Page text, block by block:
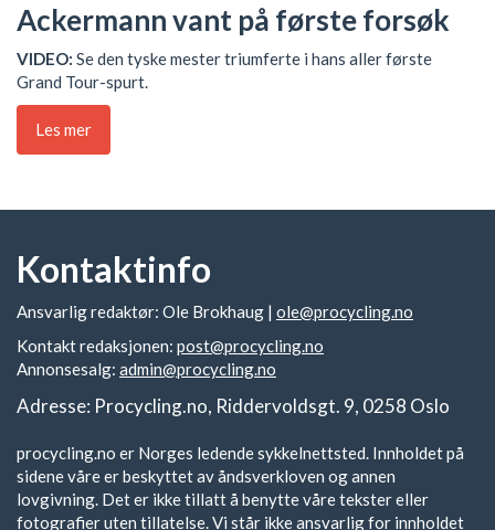
Ackermann vant på første forsøk
VIDEO: Se den tyske mester triumferte i hans aller første
Grand Tour-spurt.
Les mer
Kontaktinfo
Ansvarlig redaktør: Ole Brokhaug | ole@procycling.no
Kontakt redaksjonen: post@procycling.no
Annonsesalg: admin@procycling.no
Adresse: Procycling.no, Riddervoldsgt. 9, 0258 Oslo
procycling.no er Norges ledende sykkelnettsted. Innholdet på
sidene våre er beskyttet av åndsverkloven og annen
lovgivning. Det er ikke tillatt å benytte våre tekster eller
fotografier uten tillatelse. Vi står ikke ansvarlig for innholdet